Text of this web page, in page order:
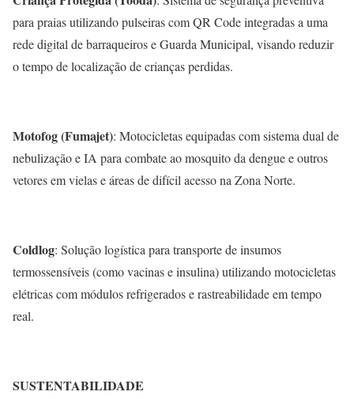
para praias utilizando pulseiras com QR Code integradas a uma
rede digital de barraqueiros e Guarda Municipal, visando reduzir
o tempo de localização de crianças perdidas.
Motofog (Fumajet): Motocicletas equipadas com sistema dual de
nebulização e IA para combate ao mosquito da dengue e outros
vetores em vielas e áreas de difícil acesso na Zona Norte.
Coldlog: Solução logística para transporte de insumos
termossensíveis (como vacinas e insulina) utilizando motocicletas
elétricas com módulos refrigerados e rastreabilidade em tempo
real.
SUSTENTABILIDADE